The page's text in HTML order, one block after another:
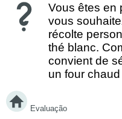
Vous êtes en
vous
récolte
thé blanc.
convient de
un four chaud
Sachant que
feuilles de
Evaluação